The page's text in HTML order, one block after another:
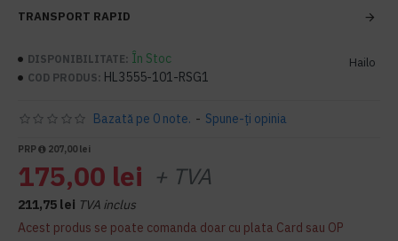
TRANSPORT RAPID
DISPONIBILITATE: În Stoc
COD PRODUS: HL3555-101-RSG1
Hailo
Bazată pe 0 note. - Spune-ţi opinia
PRP 207,00 lei
175,00 lei + TVA
211,75 lei TVA inclus
Acest produs se poate comanda doar cu plata Card sau OP